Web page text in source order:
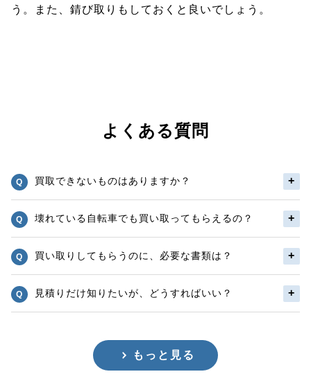
う。また、錆び取りもしておくと良いでしょう。
よくある質問
買取できないものはありますか？
壊れている自転車でも買い取ってもらえるの？
買い取りしてもらうのに、必要な書類は？
見積りだけ知りたいが、どうすればいい？
もっと見る